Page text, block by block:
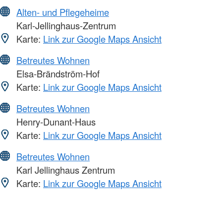
Alten- und Pflegeheime
Karl-Jellinghaus-Zentrum
Karte: Link zur Google Maps Ansicht
Betreutes Wohnen
Elsa-Brändström-Hof
Karte: Link zur Google Maps Ansicht
Betreutes Wohnen
Henry-Dunant-Haus
Karte: Link zur Google Maps Ansicht
Betreutes Wohnen
Karl Jellinghaus Zentrum
Karte: Link zur Google Maps Ansicht